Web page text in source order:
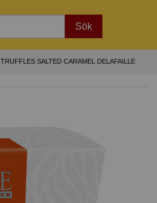
Sök
TRUFFLES SALTED CARAMEL DELAFAILLE